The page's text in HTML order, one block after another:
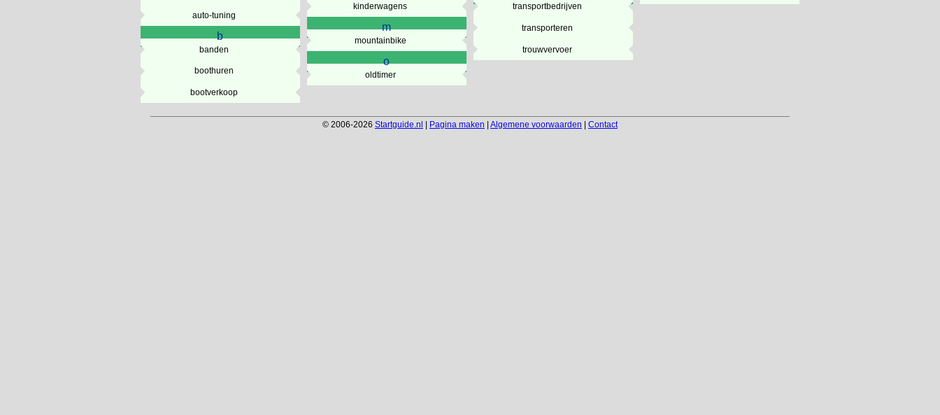
auto-tuning
b
banden
boothuren
bootverkoop
kinderwagens
m
mountainbike
o
oldtimer
transportbedrijven
transporteren
trouwvervoer
© 2006-2026 Startguide.nl Pagina maken Algemene voorwaarden Contact